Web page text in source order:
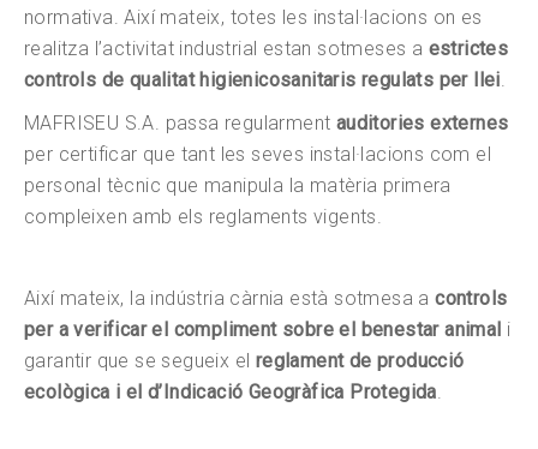
normativa. Així mateix, totes les instal·lacions on es
realitza l’activitat industrial estan sotmeses a estrictes
controls de qualitat higienicosanitaris regulats per llei.
MAFRISEU S.A. passa regularment auditories externes
per certificar que tant les seves instal·lacions com el
personal tècnic que manipula la matèria primera
compleixen amb els reglaments vigents.
Així mateix, la indústria càrnia està sotmesa acontrols
per a verificar el compliment sobre el benestar animal i
garantir que se segueix el reglament de producció
ecològica i el d’Indicació Geogràfica Protegida